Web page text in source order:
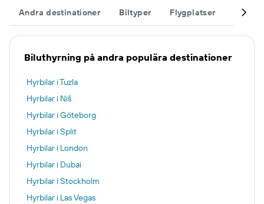
Andra destinationer Biltyper Flygplatser
Biluthyrning på andra populära destinationer
Hyrbilar i Tuzla
Hyrbilar i Niš
Hyrbilar i Göteborg
Hyrbilar i Split
Hyrbilar i London
Hyrbilar i Dubai
Hyrbilar i Stockholm
Hyrbilar i Las Vegas